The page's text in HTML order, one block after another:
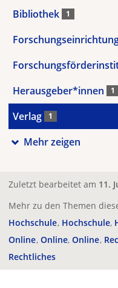
Bibliothek 1
Herausgeber*innen 1
Verlag 1
Mehr zeigen
Zuletzt bearbeitet am 11.
Mehr zu den Themen
Hochschule Hochschule
Online Online Online
Rechtliches